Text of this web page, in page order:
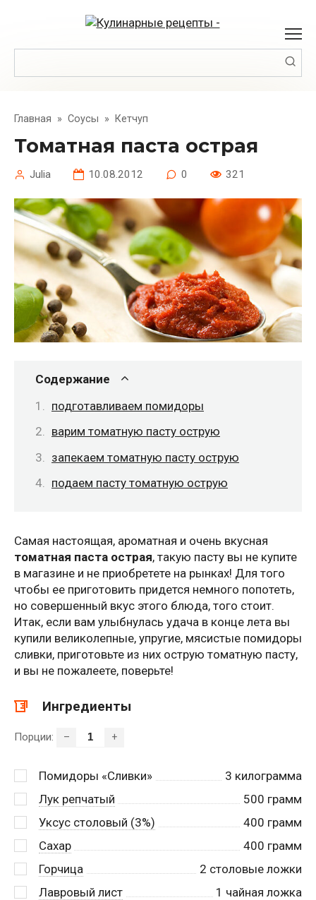
Главная » Соусы » Кетчуп
Томатная паста острая
Julia 10.08.2012 0 321
Содержание
подготавливаем помидоры
варим томатную пасту острую
запекаем томатную пасту острую
подаем пасту томатную острую
Самая настоящая, ароматная и очень вкусная
томатная паста острая, такую пасту вы не купите
в магазине и не приобретете на рынках! Для того
чтобы ее приготовить придется немного попотеть,
но совершенный вкус этого блюда, того стоит.
Итак, если вам улыбнулась удача в конце лета вы
купили великолепные, упругие, мясистые помидоры
сливки, приготовьте из них острую томатную пасту,
и вы не пожалеете, поверьте!
Ингредиенты
Порции: – +
Помидоры «Сливки» 3 килограмма
Лук репчатый
500 грамм
Уксус столовый (3%)
400 грамм
Сахар
400 грамм
Горчица
2 столовые ложки
Лавровый лист
1 чайная ложка